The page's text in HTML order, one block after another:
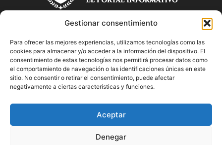
Gestionar consentimiento
Para ofrecer las mejores experiencias, utilizamos tecnologías como las
cookies para almacenar y/o acceder a la información del dispositivo. El
consentimiento de estas tecnologías nos permitirá procesar datos como
el comportamiento de navegación o las identificaciones únicas en este
sitio. No consentir o retirar el consentimiento, puede afectar
negativamente a ciertas características y funciones.
Aceptar
Denegar
SOBRE NOSOTROS
"Descubre en Justicia.com.es información relevante sobre la
justicia española. Obtén consejos jurídicos, conoce las leyes
y encuentra información útil sobre temas legales en este
blog dedicado a la justicia en España.
SÍGUENOS